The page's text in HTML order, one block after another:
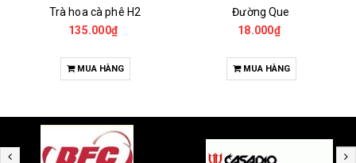
Trà hoa cà phê H2
135.000₫
MUA HÀNG
Đường Que
18.000₫
MUA HÀNG